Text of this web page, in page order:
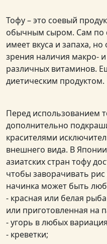
Тофу – это соевый
обычным сыром. Сам по
имеет вкуса и запаха,
зрения наличия макро-
различных витаминов.
диетическим продуктом.
Перед использованием
дополнительно
красителями
внешнего вида. В
азиатских стран тофу
чтобы заворачивать
начинка может быть
- красная или белая
или приготовленная на
- угорь в любых
- креветки;